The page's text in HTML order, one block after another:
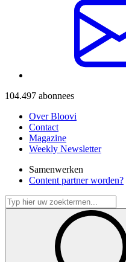
104.497 abonnees
Over Bloovi
Contact
Magazine
Weekly Newsletter
Samenwerken
Content partner worden?